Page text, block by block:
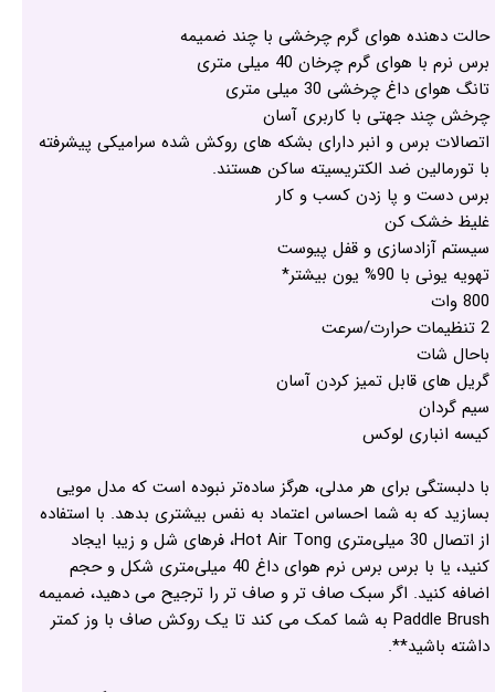
حالت دهنده هوای گرم چرخشی با چند ضمیمه
برس نرم با هوای گرم چرخان 40 میلی متری
تانگ هوای داغ چرخشی 30 میلی متری
چرخش چند جهتی با کاربری آسان
اتصالات برس و انبر دارای بشکه های روکش شده سرامیکی پیشرفته
با تورمالین ضد الکتریسیته ساکن هستند.
برس دست و پا زدن کسب و کار
غلیظ خشک کن
سیستم آزادسازی و قفل پیوست
تهویه یونی با 90% یون بیشتر*
800 وات
2 تنظیمات حرارت/سرعت
باحال شات
گریل های قابل تمیز کردن آسان
سیم گردان
کیسه انباری لوکس
با دلبستگی برای هر مدلی، هرگز ساده‌تر نبوده است که مدل مویی
بسازید که به شما احساس اعتماد به نفس بیشتری بدهد. با استفاده
از اتصال 30 میلی‌متری Hot Air Tong، فرهای شل و زیبا ایجاد
کنید، یا با برس برس نرم هوای داغ 40 میلی‌متری شکل و حجم
اضافه کنید. اگر سبک صاف تر و صاف تر را ترجیح می دهید، ضمیمه
Paddle Brush به شما کمک می کند تا یک روکش صاف با وز کمتر
داشته باشید**.